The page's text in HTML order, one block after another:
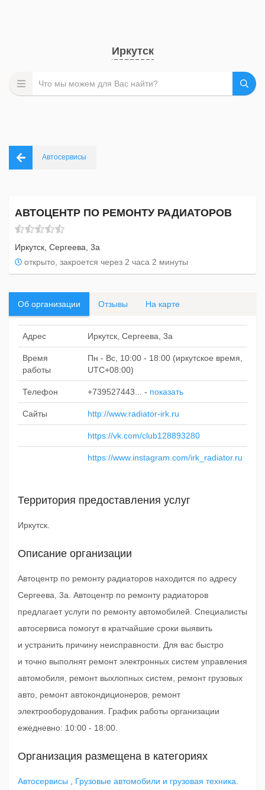
Иркутск
Автосервисы
АВТОЦЕНТР ПО РЕМОНТУ РАДИАТОРОВ
Иркутск, Сергеева, 3а
открыто, закроется через 2 часа 2 минуты
Об организации Отзывы На карте
Адрес Иркутск, Сергеева, 3а
Время
работы
Пн - Вс, 10:00 - 18:00 (иркутское время,
UTC+08:00)
Телефон +739527443... - показать
Сайты http://www.radiator-irk.ru
https://vk.com/club128893280
https://www.instagram.com/irk_radiator.ru
Территория предоставления услуг
Иркутск.
Описание организации
Автоцентр по ремонту радиаторов находится по адресу
Сергеева, 3а. Автоцентр по ремонту радиаторов
предлагает услуги по ремонту автомобилей. Специалисты
автосервиса помогут в кратчайшие сроки выявить
и устранить причину неисправности. Для вас быстро
и точно выполнят ремонт электронных систем управления
автомобиля, ремонт выхлопных систем, ремонт грузовых
авто, ремонт автокондиционеров, ремонт
электрооборудования. График работы организации
ежедневно: 10:00 - 18:00.
Организация размещена в категориях
Автосервисы Грузовые автомобили и грузовая техника